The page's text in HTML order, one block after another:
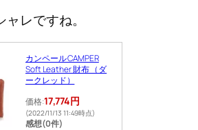
レですね。
カンペール CAMPER
Soft Leather 財布 （ダ
ークレッド）
価格:17,774円
(2022/11/13 11:49時点)
感想(0件)